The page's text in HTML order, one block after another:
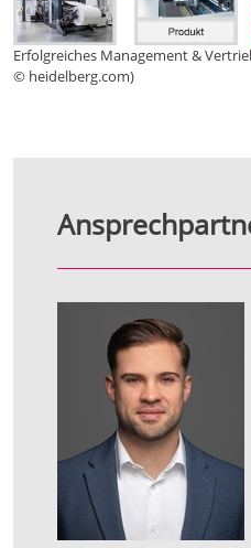
Erfolgreiches Management &
© heidelberg.com)